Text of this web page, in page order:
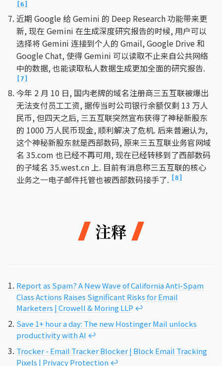
[6]
近期 Google 给 Gemini 的 Deep Research 功能带来更
新, 现在 Gemini 在生成深度研究报告的时候, 用户可以
选择将 Gemini 连接到个人的 Gmail, Google Drive 和
Google Chat, 使得 Gemini 可以读取不止来自公共网络
中的数据, 也能读取私人数据生成更加全面的研究报告.
[7]
今年 2 月 10 日, 国内老牌的域名注册商三五互联被爆出
无法支付员工工资, 据传当时公司银行余额仅剩 13 万人
民币, 但四天之后, 三五互联突然宣布获得了神秘新股东
的 1000 万人民币现金, 顺利解决了危机. 后来普遍认为,
这个神秘新股东就是西部数码, 原来三五互联业务官网域
名 35.com 也已经不再可用, 现在已经转移到了西部数码
的子域名 35.west.cn 上. 目前有消息称三五互联的核心
业务之一电子邮件托管也被西部数码接手了.
[8]
注释
Report as Spam? A New Wave of California Anti-Spam
Class Actions Raises Significant Risks for Email
Marketers | Crowell & Moring LLP ↩︎
Save 1+ hour a day: The new Hostinger Mail unlocks
productivity with AI ↩︎
Trocker - Email Tracker Blocker | Block Email Tracking
Pixels | Privacy Protection ↩︎